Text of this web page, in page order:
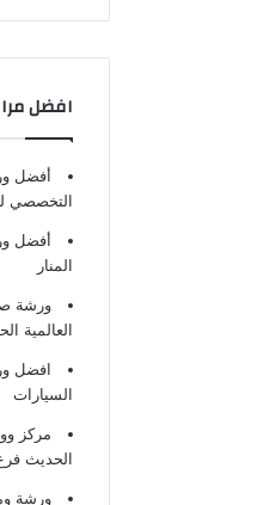
افضل
أفضل
التخصصي
أفضل
المنار
ورشة
العالمية
افضل
السيارات
مركز
الحديث فرع
ورشة